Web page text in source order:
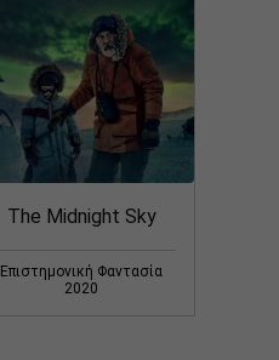
The Midnight Sky
Επιστημονική Φαντασία
2020